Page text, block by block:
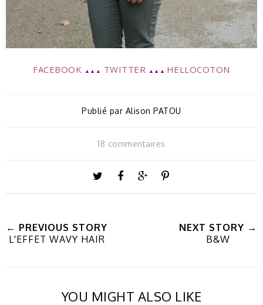
FACEBOOK ▲▲▲ TWITTER ▲▲▲ HELLOCOTON
Publié par Alison PATOU
18 commentaires
← PREVIOUS STORY
L'EFFET WAVY HAIR
NEXT STORY →
B&W
YOU MIGHT ALSO LIKE